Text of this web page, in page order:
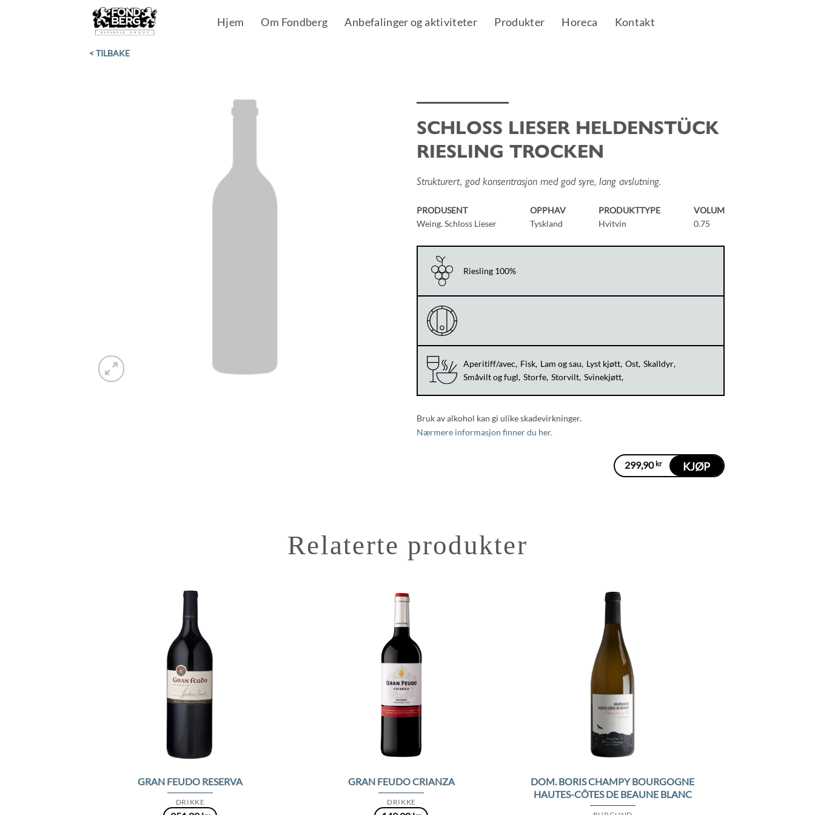
Hjem Om Fondberg Anbefalinger og aktiviteter Produkter Horeca Kontakt
< TILBAKE
SCHLOSS LIESER HELDENSTÜCK
RIESLING TROCKEN
Strukturert, god konsentrasjon med god syre, lang avslutning.
PRODUSENT
Weing. Schloss Lieser
OPPHAV
Tyskland
PRODUKTTYPE
Hvitvin
VOLUM
0.75
Riesling 100%
Aperitiff/avec Fisk Lam og sau Lyst kjøtt Ost Skalldyr
Småvilt og fugl Storfe Storvilt Svinekjøtt
Bruk av alkohol kan gi ulike skadevirkninger.
Nærmere informasjon finner du her.
299,90 kr KJØP
Relaterte produkter
DRIKKE
GRAN FEUDO RESERVA
DRIKKE
GRAN FEUDO CRIANZA
DOM. BORIS CHAMPY BOURGOGNE
HAUTES-CÔTES DE BEAUNE BLANC